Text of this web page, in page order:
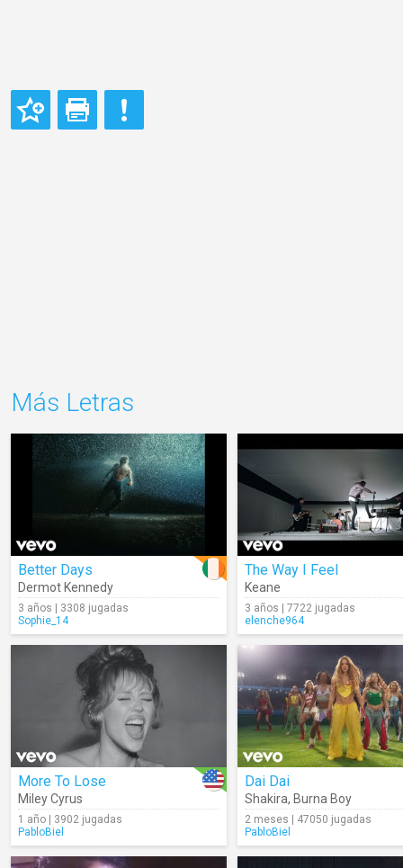
Más Letras
Better Days
Dermot Kennedy
3 años | 3308 jugadas
Sophie_14
The Way I Feel
Keane
3 años | 7722 jugadas
elenche964
More To Lose
Miley Cyrus
1 año | 3902 jugadas
PabloBiel
Dai Dai
Shakira, Burna Boy
2 meses | 47050 jugadas
PabloBiel